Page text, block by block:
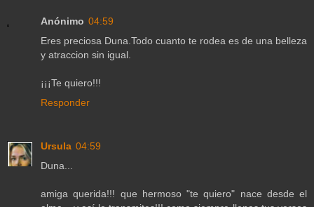
Anónimo 04:59
Eres preciosa Duna.Todo cuanto te rodea es de una belleza
y atraccion sin igual.
¡¡¡Te quiero!!!
Responder
Ursula 04:59
Duna...
amiga querida!!! que hermoso "te quiero" nace desde el